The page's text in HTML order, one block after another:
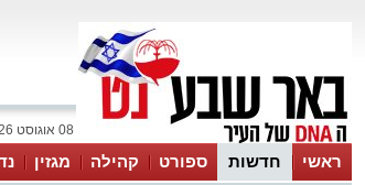
08 אוגוסט 2026 / 19:26
ראשי חדשות ספורט קהילה מגזין